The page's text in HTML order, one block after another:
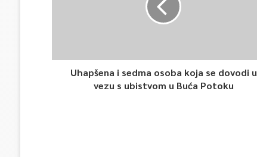
Uhapšena i sedma osoba koja se dovodi u
vezu s ubistvom u Buća Potoku